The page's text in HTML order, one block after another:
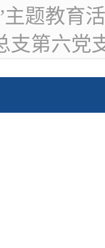
题教育
支第六党